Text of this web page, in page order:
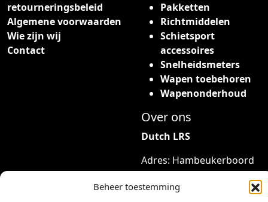
Beheer toestemming
retourneringsbeleid
Algemene voorwaarden
Wie zijn wij
Contact
Pakketten
Richtmiddelen
Schietsport
accessoires
Snelheidsmeters
Wapen toebehoren
Wapenonderhoud
Over ons
Dutch LRS
Adres: Hambeukerboord
35
6418BP Heerlen